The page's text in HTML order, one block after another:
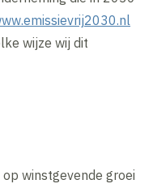
wijze wij dit
winstgevende groei